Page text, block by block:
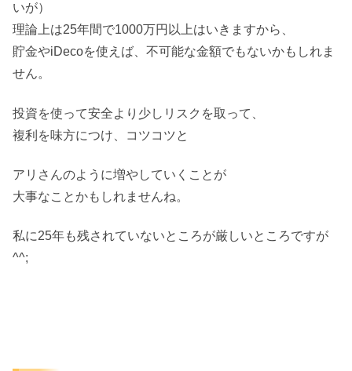
いが）
理論上は25年間で1000万円以上はいきますから、
貯金やiDecoを使えば、不可能な金額でもないかもしれま
せん。
投資を使って安全より少しリスクを取って、
複利を味方につけ、コツコツと
アリさんのように増やしていくことが
大事なことかもしれませんね。
私に25年も残されていないところが厳しいところですが
^^;